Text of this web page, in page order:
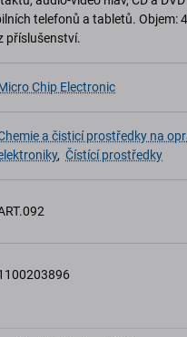
telefonů a tabletů. Objem:
příslušenství.
Chip Electronic
a čisticí prostředky na
, Čístící prostředky